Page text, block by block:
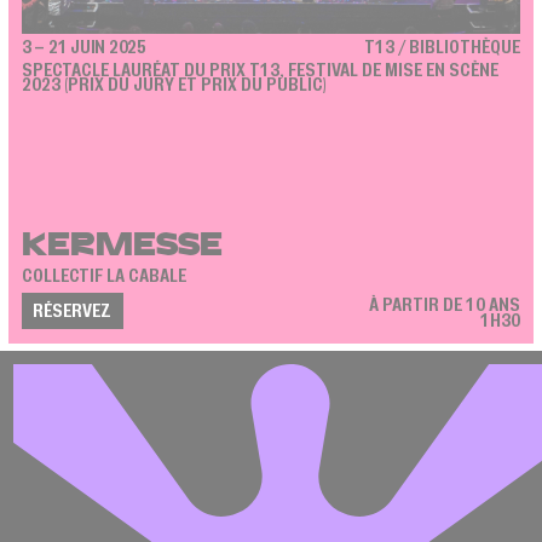
3 – 21 JUIN 2025
SPECTACLE LAURÉAT DU PRIX T13, FESTIVAL DE MISE EN SCÈNE
2023 (PRIX DU JURY ET PRIX DU PUBLIC)
T13 / BIBLIOTHÈQUE
KERMESSE
COLLECTIF LA CABALE
RÉSERVEZ
À PARTIR DE 10 ANS
1H30